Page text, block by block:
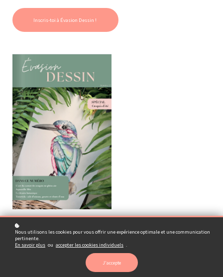
Inscris-toi à Évasion Dessin !
Nous utilisons les cookies pour vous offrir une expérience optimale et une communication
pertinente.
En savoir plus ou accepter les cookies individuels .
J'accepte